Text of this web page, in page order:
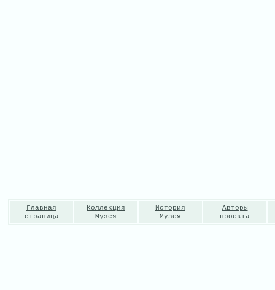
Главная
страница
Коллекция
Музея
История
Музея
Авторы
проекта